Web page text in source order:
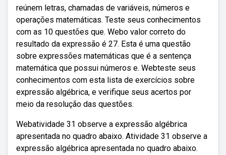
reúnem letras, chamadas de variáveis, números e
operações matemáticas. Teste seus conhecimentos
com as 10 questões que. Webo valor correto do
resultado da expressão é 27. Esta é uma questão
sobre expressões matemáticas que é a sentença
matemática que possui números e. Webteste seus
conhecimentos com esta lista de exercícios sobre
expressão algébrica, e verifique seus acertos por
meio da resolução das questões.
Webatividade 31 observe a expressão algébrica
apresentada no quadro abaixo. Atividade 31 observe a
expressão algébrica apresentada no quadro abaixo.